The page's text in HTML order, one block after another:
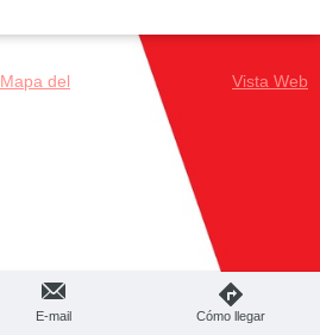
Mapa del
Vista Web
E-mail Cómo llegar